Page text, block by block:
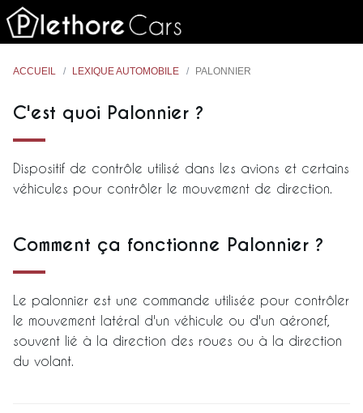
ACCUEIL LEXIQUE AUTOMOBILE PALONNIER
C'est quoi Palonnier ?
Dispositif de contrôle utilisé dans les avions et certains
véhicules pour contrôler le mouvement de direction.
Comment ça fonctionne Palonnier ?
Le palonnier est une commande utilisée pour contrôler
le mouvement latéral d'un véhicule ou d'un aéronef,
souvent lié à la direction des roues ou à la direction
du volant.